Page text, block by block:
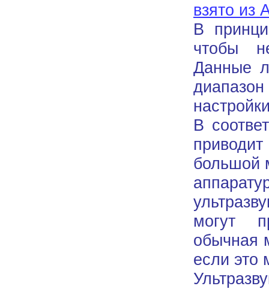
взято из
В
чтобы
Данные
В
большой
могут
обычная
если это